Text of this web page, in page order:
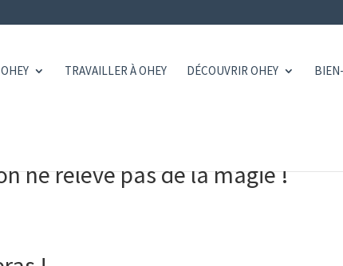
TRAVAILLER À OHEY DÉCOUVRIR OHEY
ne relève pas de la magie !